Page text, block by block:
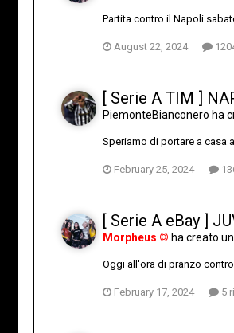
Partita contro il Napoli
August 22, 2024
[ Serie A TIM ]
PiemonteBianconero ha
Speriamo di portare a casa
February 25, 2024
[ Serie A eBay ]
Morpheus © ha creato
Oggi all'ora di pranzo
February 17, 2024 5